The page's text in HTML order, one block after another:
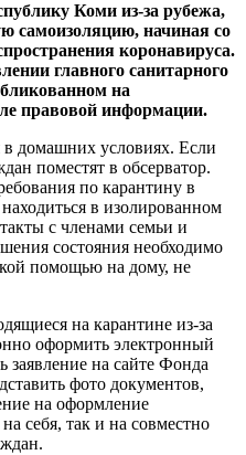
Коми из-за рубежа,
самоизоляцию, начиная со
коронавируса.
главного санитарного
на
правовой информации.
в домашних условиях. Если
поместят в обсерватор.
по карантину в
в изолированном
с членами семьи и
состояния необходимо
помощью на дому, не
на карантине из-за
оформить электронный
заявление на сайте Фонда
фото документов,
на оформление
себя, так и на совместно